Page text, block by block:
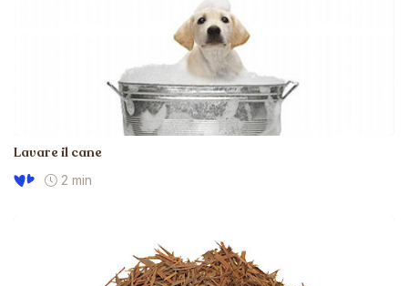
Lavare il cane
2 min